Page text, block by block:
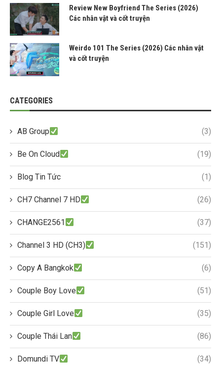
Review New Boyfriend The Series (2026)
Các nhân vật và cốt truyện
Weirdo 101 The Series (2026) Các nhân vật
và cốt truyện
CATEGORIES
AB Group (3)
Be On Cloud (19)
Blog Tin Tức (1)
CH7 Channel 7 HD (26)
CHANGE2561 (37)
Channel 3 HD (CH3) (151)
Copy A Bangkok (6)
Couple Boy Love (51)
Couple Girl Love (35)
Couple Thái Lan (86)
Domundi TV (34)